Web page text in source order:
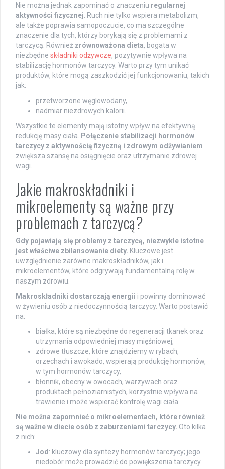
Nie można jednak zapominać o znaczeniu regularnej
aktywności fizycznej . Ruch nie tylko wspiera metabolizm,
ale także poprawia samopoczucie, co ma szczególne
znaczenie dla tych, którzy borykają się z problemami z
tarczycą. Również zrównoważona dieta, bogata w
niezbędne składniki odżywcze, pozytywnie wpływa na
stabilizację hormonów tarczycy. Warto przy tym unikać
produktów, które mogą zaszkodzić jej funkcjonowaniu, takich
jak:
przetworzone węglowodany,
nadmiar niezdrowych kalorii.
Wszystkie te elementy mają istotny wpływ na efektywną
redukcję masy ciała.
Połączenie stabilizacji hormonów
tarczycy z aktywnością fizyczną i zdrowym odżywianiem
zwiększa szansę na osiągnięcie oraz utrzymanie zdrowej
wagi.
Jakie makroskładniki i
mikroelementy są ważne przy
problemach z tarczycą?
Gdy pojawiają się problemy z tarczycą, niezwykle istotne
jest właściwe zbilansowanie diety. Kluczowe jest
uwzględnienie zarówno makroskładników, jak i
mikroelementów, które odgrywają fundamentalną rolę w
naszym zdrowiu.
Makroskładniki dostarczają energii i powinny dominować
w żywieniu osób z niedoczynnością tarczycy. Warto postawić
na:
białka, które są niezbędne do regeneracji tkanek oraz
utrzymania odpowiedniej masy mięśniowej,
zdrowe tłuszcze, które znajdziemy w rybach,
orzechach i awokado, wspierają produkcję hormonów,
w tym hormonów tarczycy,
błonnik, obecny w owocach, warzywach oraz
produktach pełnoziarnistych, korzystnie wpływa na
trawienie i może wspierać kontrolę wagi ciała.
Nie można zapomnieć o mikroelementach, które również
są ważne w diecie osób z zaburzeniami tarczycy. Oto kilka
z nich:
Jod : kluczowy dla syntezy hormonów tarczycy; jego
niedobór może prowadzić do powiększenia tarczycy